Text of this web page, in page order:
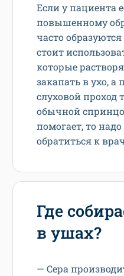
Если у пациента
повышенному
часто
стоит
которые
закапать в ухо,
слуховой проход
обычной
помогает, то
обратиться к
Где
в ушах?
— Сера